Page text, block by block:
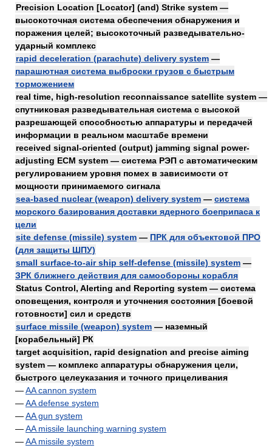
Precision Location [Locator] (and) Strike system —
высокоточная система обеспечения обнаружения и
поражения целей; высокоточный разведывательно-
ударный комплекс
rapid deceleration (parachute) delivery system —
парашютная система выброски грузов с быстрым
торможением
real time, high-resolution reconnaissance satellite system —
спутниковая разведывательная система с высокой
разрешающей способностью аппаратуры и передачей
информации в реальном масштабе времени
received signal-oriented (output) jamming signal power-
adjusting ECM system — система РЭП с автоматическим
регулированием уровня помех в зависимости от
мощности принимаемого сигнала
sea-based nuclear (weapon) delivery system — система
морского базирования доставки ядерного боеприпаса к
цели
site defense (missile) system — ПРК для объектовой ПРО
(для защиты ШПУ)
small surface-to-air ship self-defense (missile) system —
ЗРК ближнего действия для самообороны корабля
Status Control, Alerting and Reporting system — система
оповещения, контроля и уточнения состояния [боевой
готовности] сил и средств
surface missile (weapon) system — наземный
[корабельный] РК
target acquisition, rapid designation and precise aiming
system — комплекс аппаратуры обнаружения цели,
быстрого целеуказания и точного прицеливания
—AA cannon system
—AA defense system
—AA gun system
—AA missile launching warning system
—AA missile system